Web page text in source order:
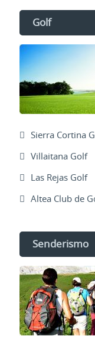
Golf
Sierra Cortina
Villaitana Golf
Las Rejas Golf
Altea Club de
Senderismo